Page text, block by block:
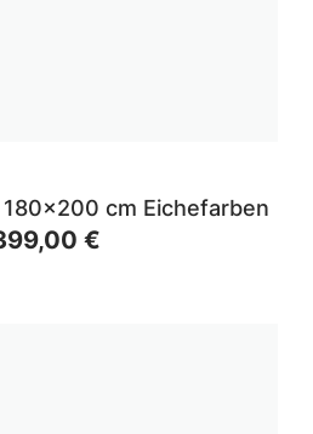
cm Eichefarben
€